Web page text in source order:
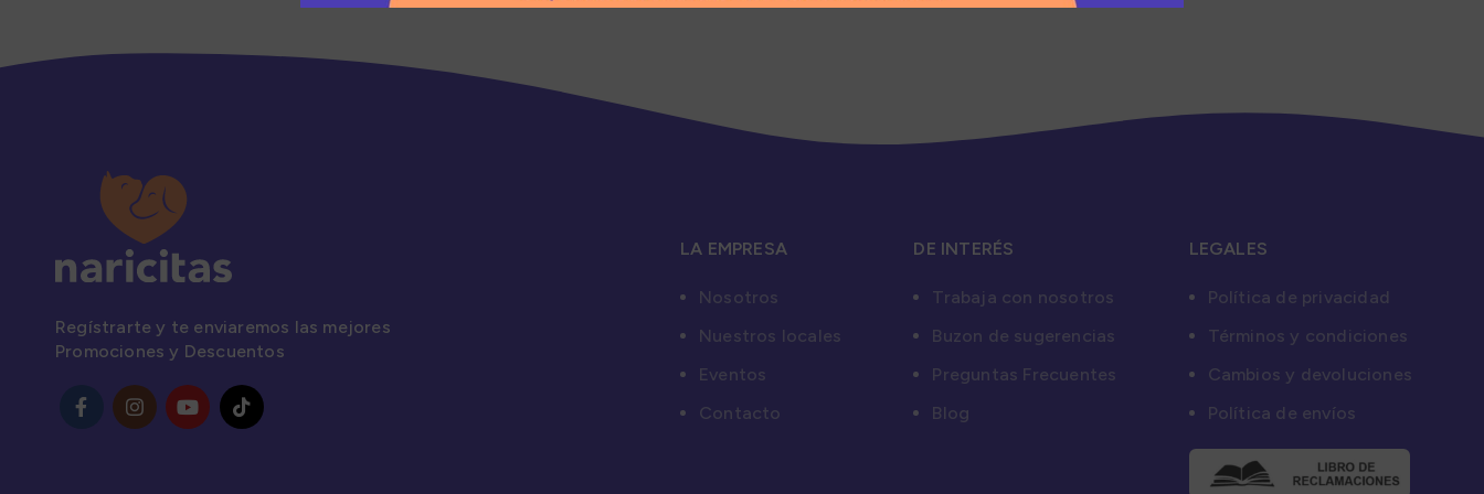
Regístrarte y te enviaremos las mejores
Promociones y Descuentos
LA EMPRESA
Nosotros
Nuestros locales
Eventos
Contacto
DE INTERÉS
Trabaja con nosotros
Buzon de sugerencias
Preguntas Frecuentes
Blog
LEGALES
Política de privacidad
Términos y condiciones
Cambios y devoluciones
Política de envíos